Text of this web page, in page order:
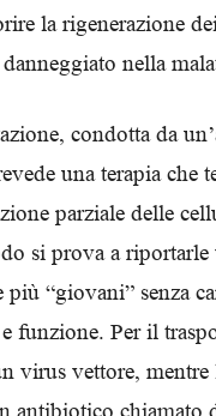
la rigenerazione
nella
condotta da
una terapia che
parziale delle
si prova a riportarle
più “giovani” senza
funzione. Per il
virus vettore, mentre
antibiotico chiamato